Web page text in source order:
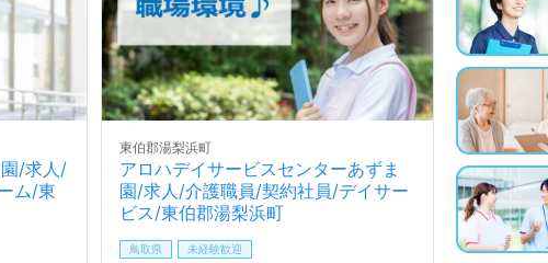
/求人/
ム/東
アロハデイサービスセンターあずま
園/求人/介護職員/契約社員/デイサー
ビス/東伯郡湯梨浜町
東伯郡湯梨浜町
鳥取県 未経験歓迎